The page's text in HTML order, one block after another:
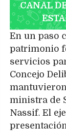
CANAL
En un paso
patrimonio
servicios
Concejo
ministra de
Nassif. El